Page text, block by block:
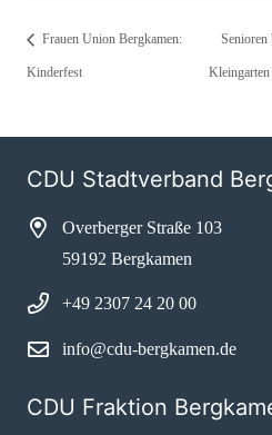
Frauen Union Bergkamen:
Kinderfest
Senioren
Kleingarten
CDU Stadtverband
Overberger Straße 103
59192 Bergkamen
+49 2307 24 20 00
info@cdu-bergkamen.de
CDU Fraktion